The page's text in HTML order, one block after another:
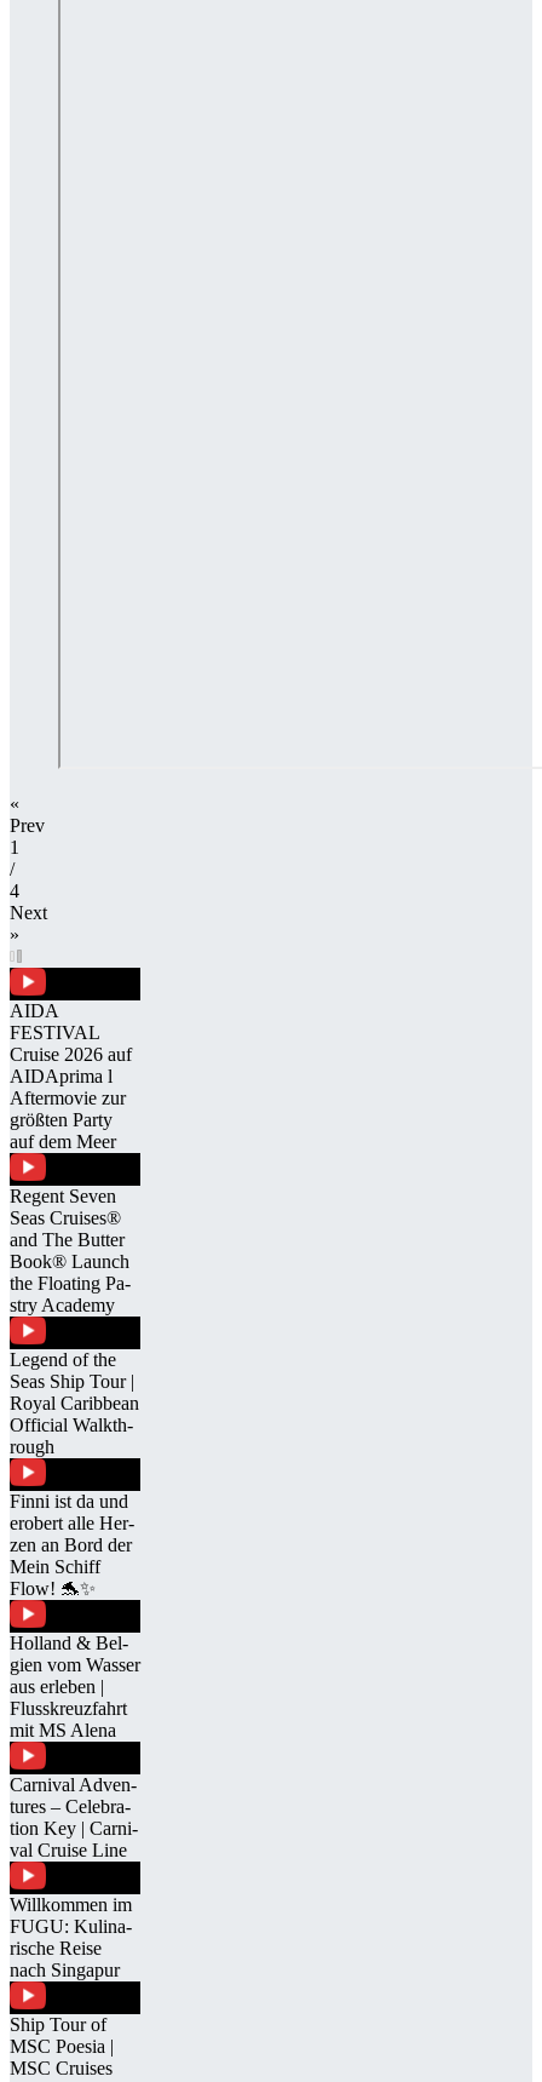
«
Prev
1
/​
4
Next
»
AIDA
FESTIVAL
Cruise 2026 auf
AID­A­prima l
Af­ter­mo­vie zur
größ­ten Party
auf dem Meer
Re­gent Se­ven
Seas Crui­ses®
and The But­ter
Book® Launch
the Floa­ting Pa­
stry Aca­demy
Le­gend of the
Seas Ship Tour |
Royal Ca­rib­bean
Of­fi­cial Walk­th­
rough
Finni ist da und
er­obert alle Her­
zen an Bord der
Mein Schiff
Flow! 🐬✨
Hol­land & Bel­
gien vom Was­ser
aus er­le­ben |
Fluss­kreuz­fahrt
mit MS Alena
Car­ni­val Ad­ven­
tures – Ce­le­bra­
tion Key | Car­ni­
val Cruise Line
Will­kom­men im
FUGU: Ku­li­na­
ri­sche Reise
nach Sin­ga­pur
Ship Tour of
MSC Poe­sia |
MSC Crui­ses